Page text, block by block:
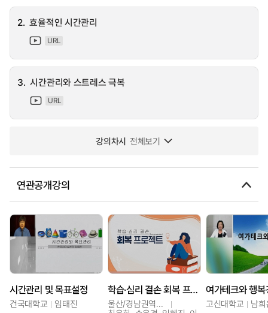
2. 효율적인 시간관리
URL
3. 시간관리와 스트레스 극복
URL
강의차시 전체보기
연관공개강의
시간관리 및 목표설정
건국대학교 임태진
학습·심리 결손 회복 프로젝트
울산/경남권역센터
여가테크와 행
고신대학교 남